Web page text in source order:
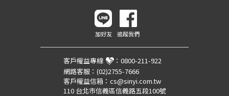
加好友 追蹤我們
客戶權益專線 ： 0800-211-922
網路客服： (02)2755-7666
客戶權益信箱： cs@sinyi.com.tw
110 台北市信義區信義路五段100號